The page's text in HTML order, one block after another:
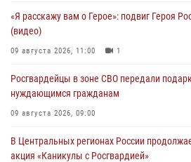
«Я расскажу вам о Герое»: подвиг Героя
(видео)
09 августа 2026, 11:00 1
Росгвардейцы в зоне СВО передали
нуждающимся гражданам
09 августа 2026, 09:00
В Центральных регионах России
акция «Каникулы с Росгвардией»